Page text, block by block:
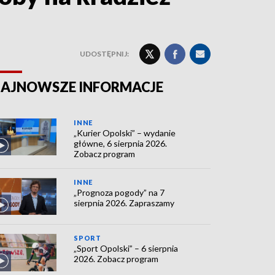
UDOSTĘPNIJ:
INFORMACJE
INNE
„Kurier Opolski” – wydanie
główne, 6 sierpnia 2026.
Zobacz program
INNE
„Prognoza pogody” na 7
sierpnia 2026. Zapraszamy
SPORT
„Sport Opolski” – 6 sierpnia
2026. Zobacz program